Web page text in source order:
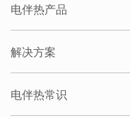
电伴热产品
解决方案
电伴热常识